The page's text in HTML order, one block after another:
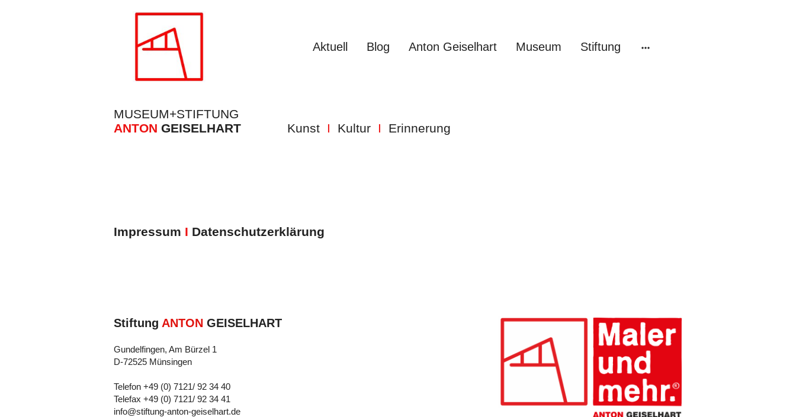
Aktuell Blog Anton Geiselhart Museum Stiftung
MUSEUM+STIFTUNG
ANTON GEISELHART Kunst I Kultur I Erinnerung
Impressum I Datenschutzerklärung
Stiftung ANTON GEISELHART
Gundelfingen, Am Bürzel 1
D-72525 Münsingen
Telefon +49 (0) 7121/ 92 34 40
Telefax +49 (0) 7121/ 92 34 41
info@stiftung-anton-geiselhart.de